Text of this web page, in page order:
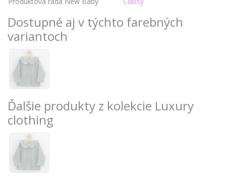
Dostupné aj v týchto farebných
variantoch
Ďalšie produkty z kolekcie Luxury
clothing